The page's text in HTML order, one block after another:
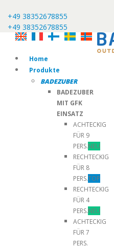
+49 38352678855
+49 38352678855
Home
Produkte
BADEZUBER
BADEZUBER
MIT GFK
EINSATZ
ACHTECKIG
FÜR 9
PERS.NEU
RECHTECKIG
FÜR 8
PERS.TOP
RECHTECKIG
FÜR 4
PERS.NEU
ACHTECKIG
FÜR 7
PERS.